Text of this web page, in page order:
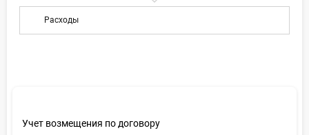
Расходы
Учет возмещения по договору